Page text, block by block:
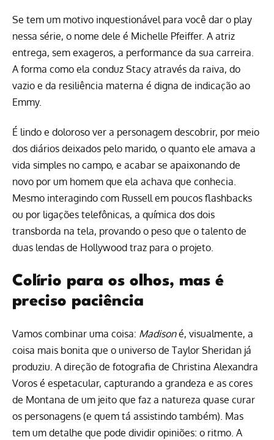
Se tem um motivo inquestionável para você dar o play
nessa série, o nome dele é Michelle Pfeiffer. A atriz
entrega, sem exageros, a performance da sua carreira.
A forma como ela conduz Stacy através da raiva, do
vazio e da resiliência materna é digna de indicação ao
Emmy.
É lindo e doloroso ver a personagem descobrir, por meio
dos diários deixados pelo marido, o quanto ele amava a
vida simples no campo, e acabar se apaixonando de
novo por um homem que ela achava que conhecia.
Mesmo interagindo com Russell em poucos flashbacks
ou por ligações telefônicas, a química dos dois
transborda na tela, provando o peso que o talento de
duas lendas de Hollywood traz para o projeto.
Colírio para os olhos, mas é
preciso paciência
Vamos combinar uma coisa: Madisoné, visualmente, a
coisa mais bonita que o universo de Taylor Sheridan já
produziu. A direção de fotografia de Christina Alexandra
Voros é espetacular, capturando a grandeza e as cores
de Montana de um jeito que faz a natureza quase curar
os personagens (e quem tá assistindo também). Mas
tem um detalhe que pode dividir opiniões: o ritmo. A